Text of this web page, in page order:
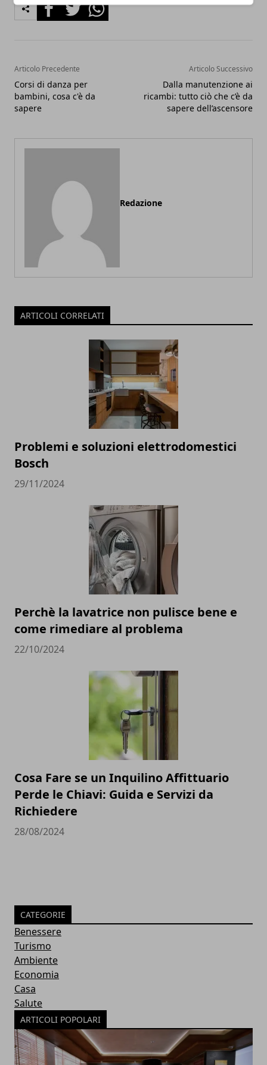
Facebook
TwitterWhatsapp
Articolo Precedente
Corsi di danza per
bambini, cosa c'è da
sapere
Articolo Successivo
Dalla manutenzione ai
ricambi: tutto ciò che c’è da
sapere dell’ascensore
Redazione
ARTICOLI CORRELATI
Problemi e soluzioni elettrodomestici
Bosch
29/11/2024
Perchè la lavatrice non pulisce bene e
come rimediare al problema
22/10/2024
Cosa Fare se un Inquilino Affittuario
Perde le Chiavi: Guida e Servizi da
Richiedere
28/08/2024
CATEGORIE
Benessere
Turismo
Ambiente
Economia
Casa
Salute
ARTICOLI POPOLARI